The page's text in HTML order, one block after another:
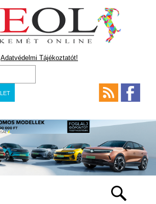
Adatvédelmi Tájékoztatót!